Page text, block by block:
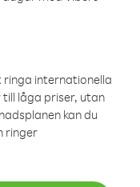
internationella
låga priser, utan
kan du
ringer